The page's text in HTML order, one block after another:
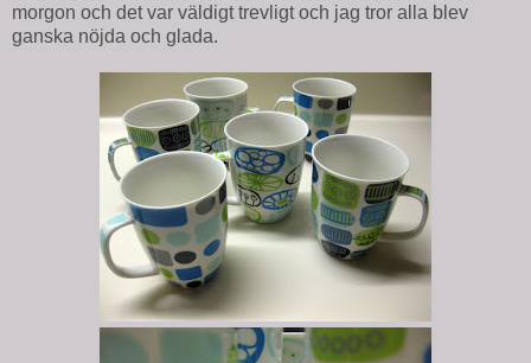
morgon och det var väldigt trevligt och jag tror alla blev
ganska nöjda och glada.